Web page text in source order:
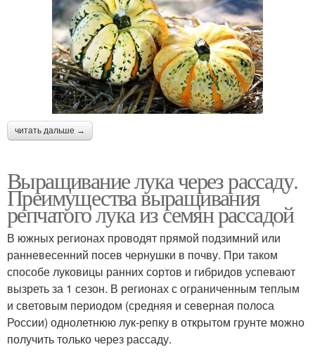
читать дальше →
Выращивание лука через рассаду.
Преимущества выращивания
репчатого лука из семян рассадой
В южных регионах проводят прямой подзимний или
ранневесенний посев чернушки в почву. При таком
способе луковицы ранних сортов и гибридов успевают
вызреть за 1 сезон. В регионах с ограниченным теплым
и световым периодом (средняя и северная полоса
России) однолетнюю лук-репку в открытом грунте можно
получить только через рассаду.